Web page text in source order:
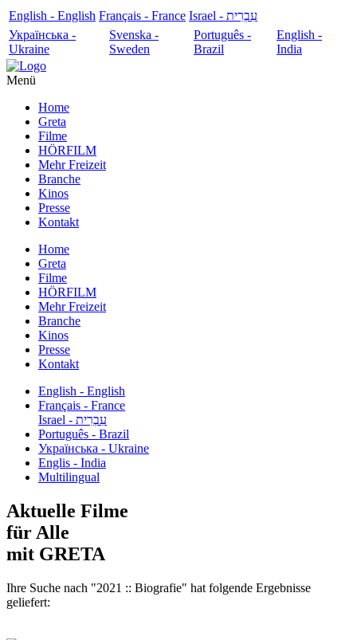
English - English Français - France
עִבְרִית - Israel
Українська -
Ukraine
Svenska -
Sweden
Português -
Brazil
English -
India
Menü
Home
Greta
Filme
HÖRFILM
Mehr Freizeit
Branche
Kinos
Presse
Kontakt
Home
Greta
Filme
HÖRFILM
Mehr Freizeit
Branche
Kinos
Presse
Kontakt
English - English
Français - France
עִבְרִית - Israel
Português - Brazil
Українська - Ukraine
Englis - India
Multilingual
Aktuelle Filme
für Alle
mit GRETA
Ihre Suche nach "2021 :: Biografie" hat folgende Ergebnisse
geliefert: